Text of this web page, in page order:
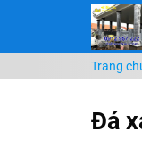
nội
dung
Trang
Đá